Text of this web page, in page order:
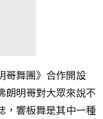
哥舞團》合作開設
朗明哥對大眾來說不
，響板舞是其中一種